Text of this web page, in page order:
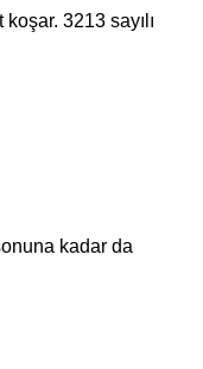
3213 sayılı
kadar da